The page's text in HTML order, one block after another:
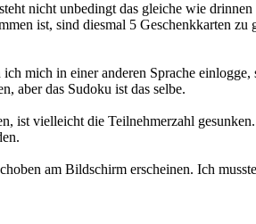
nicht unbedingt das gleiche wie
ist, sind diesmal 5 Geschenkkarten
mich in einer anderen Sprache
aber das Sudoku ist das selbe.
ist vielleicht die Teilnehmerzahl
am Bildschirm erscheinen. Ich